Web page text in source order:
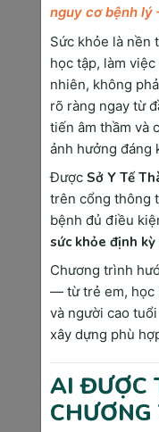
có đặc điểm
pháp điều trị.
Ung thư hệ
(bạch cầu), ung
tủy xương.
thân và cần
Ung thư
phát là nơi ung
là nơi tế bào
chính xác giúp
Các Loại Ung
Nhận Biết Sớm
Top 5 Loại Ung
Nam 2025
nguy cơ bệnh lý
Sức khỏe là nền
học tập, làm
nhiên, không
rõ ràng ngay từ
tiến âm thầm và
ảnh hưởng đáng
Được Sở Y Tế
trên cổng thông
bệnh đủ điều
sức khỏe định
Chương trình
— từ trẻ em, học
và người cao
xây dựng phù
AI ĐƯỢC